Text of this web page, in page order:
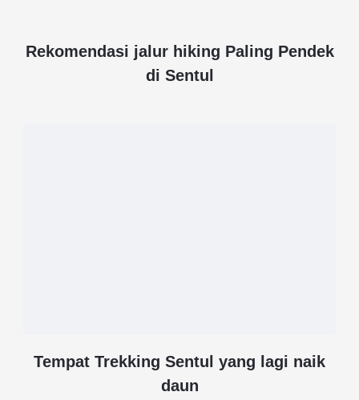
Rekomendasi jalur hiking Paling Pendek
di Sentul
Tempat Trekking Sentul yang lagi naik
daun